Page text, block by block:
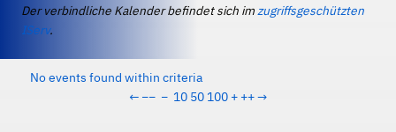
Der verbindliche Kalender befindet sich imzugriffsgeschützten
IServ.
No events found within criteria
← −− − 10 50 100 + ++→